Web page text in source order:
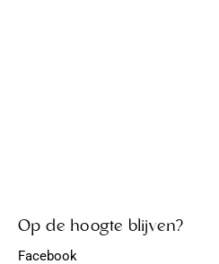
Op de hoogte blijven?
Facebook